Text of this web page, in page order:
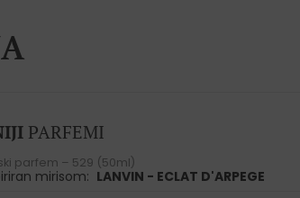
PARFEMI
parfem – 529 (50ml)
mirisom: LANVIN - ECLAT D'ARPEGE